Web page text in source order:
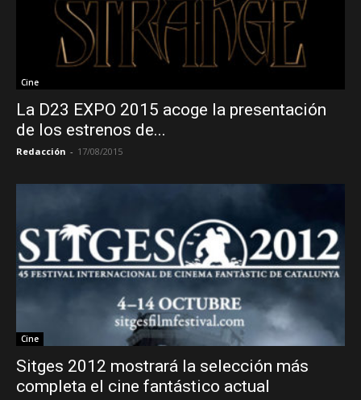
Cine
La D23 EXPO 2015 acoge la presentación
de los estrenos de...
Redacción - 17/08/2015
Cine
Sitges 2012 mostrará la selección más
completa el cine fantástico actual